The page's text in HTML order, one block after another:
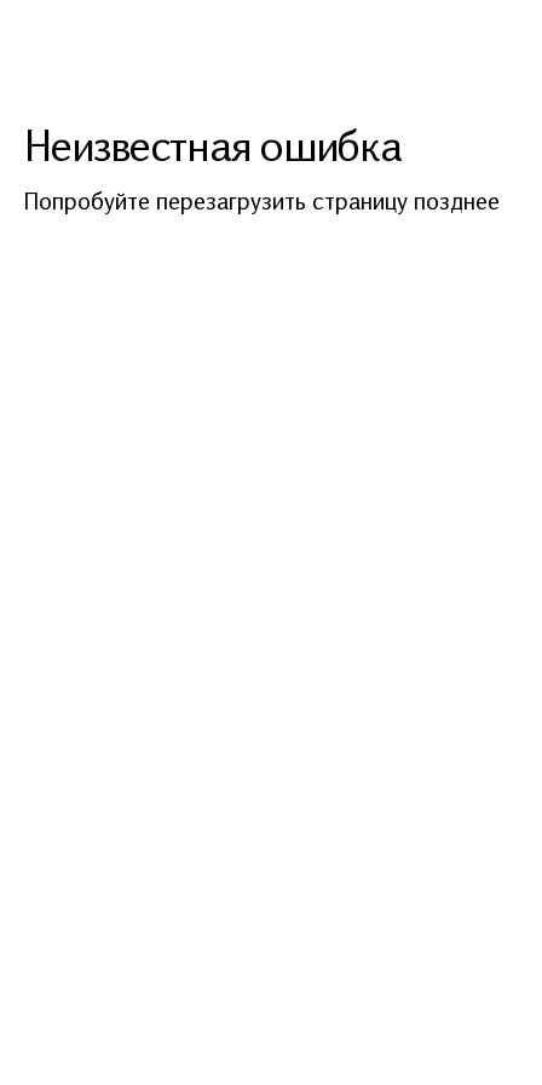
Неизвестная ошибка
Попробуйте перезагрузить страницу позднее